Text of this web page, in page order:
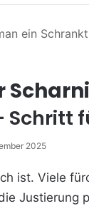
ein
Schritt
2025
ist. Viele
Justierung